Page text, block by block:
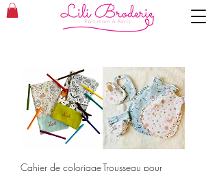
Cahier de coloriageTrousseau pour